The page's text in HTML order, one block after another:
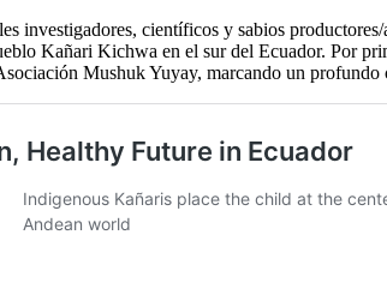
investigadores, científicos y sabios
Kañari Kichwa en el sur del Ecuador. Por
Mushuk Yuyay, marcando un